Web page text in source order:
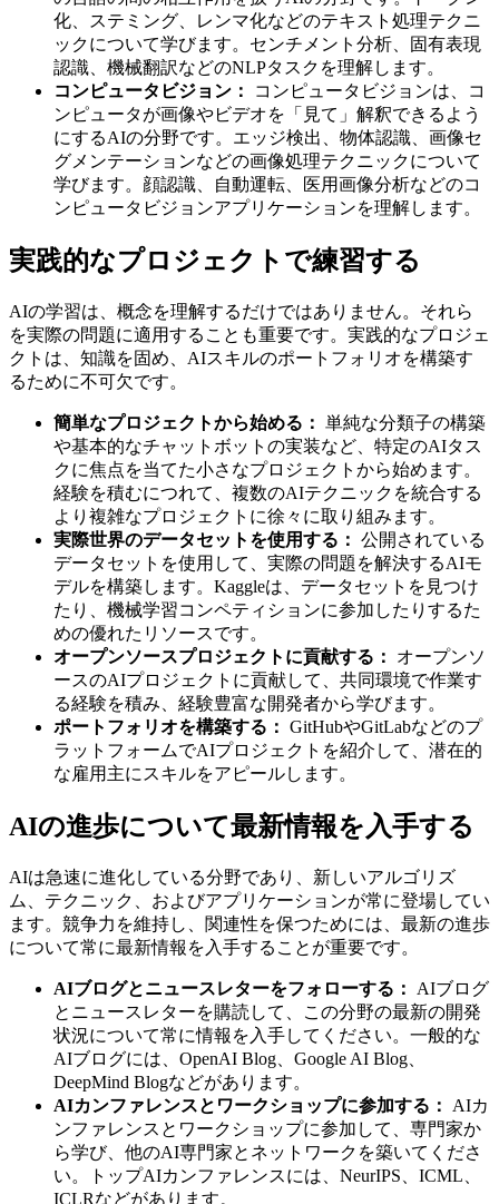
化、ステミング、レンマ化などのテキスト処理テクニ
ックについて学びます。センチメント分析、固有表現
認識、機械翻訳などのNLPタスクを理解します。
コンピュータビジョン：
コンピュータビジョンは、コ
ンピュータが画像やビデオを「見て」解釈できるよう
にするAIの分野です。エッジ検出、物体認識、画像セ
グメンテーションなどの画像処理テクニックについて
学びます。顔認識、自動運転、医用画像分析などのコ
ンピュータビジョンアプリケーションを理解します。
実践的なプロジェクトで練習する
AIの学習は、概念を理解するだけではありません。それら
を実際の問題に適用することも重要です。実践的なプロジェ
クトは、知識を固め、AIスキルのポートフォリオを構築す
るために不可欠です。
簡単なプロジェクトから始める： 単純な分類子の構築
や基本的なチャットボットの実装など、特定のAIタス
クに焦点を当てた小さなプロジェクトから始めます。
経験を積むにつれて、複数のAIテクニックを統合する
より複雑なプロジェクトに徐々に取り組みます。
実際世界のデータセットを使用する： 公開されている
データセットを使用して、実際の問題を解決するAIモ
デルを構築します。Kaggleは、データセットを見つけ
たり、機械学習コンペティションに参加したりするた
めの優れたリソースです。
オープンソースプロジェクトに貢献する：
オープンソ
ースのAIプロジェクトに貢献して、共同環境で作業す
る経験を積み、経験豊富な開発者から学びます。
ポートフォリオを構築する： GitHubやGitLabなどのプ
ラットフォームでAIプロジェクトを紹介して、潜在的
な雇用主にスキルをアピールします。
AIの進歩について最新情報を入手する
AIは急速に進化している分野であり、新しいアルゴリズ
ム、テクニック、およびアプリケーションが常に登場してい
ます。競争力を維持し、関連性を保つためには、最新の進歩
について常に最新情報を入手することが重要です。
AIブログとニュースレターをフォローする：
AIブログ
とニュースレターを購読して、この分野の最新の開発
状況について常に情報を入手してください。一般的な
AIブログには、OpenAI Blog、Google AI Blog、
DeepMind Blogなどがあります。
AIカンファレンスとワークショップに参加する：
AIカ
ンファレンスとワークショップに参加して、専門家か
ら学び、他のAI専門家とネットワークを築いてくださ
い。トップAIカンファレンスには、NeurIPS、ICML、
ICLRなどがあります。